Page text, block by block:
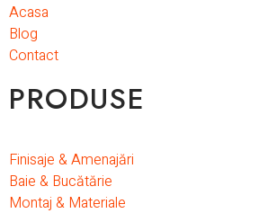
Acasa
Blog
Contact
PRODUSE
Finisaje & Amenajări
Baie & Bucătărie
Montaj & Materiale